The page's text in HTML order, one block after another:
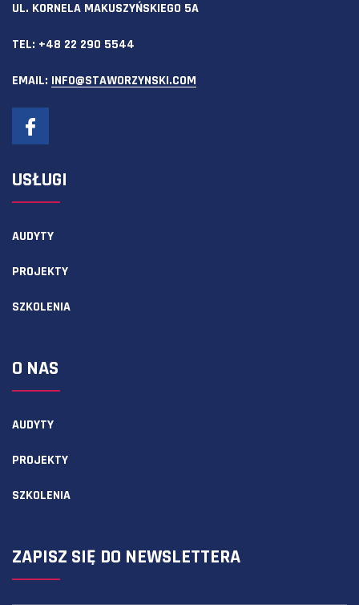
UL. KORNELA MAKUSZYŃSKIEGO 5A
TEL: +48 22 290 5544
EMAIL: INFO@STAWORZYNSKI.COM
USŁUGI
AUDYTY
PROJEKTY
SZKOLENIA
O NAS
AUDYTY
PROJEKTY
SZKOLENIA
ZAPISZ SIĘ DO NEWSLETTERA